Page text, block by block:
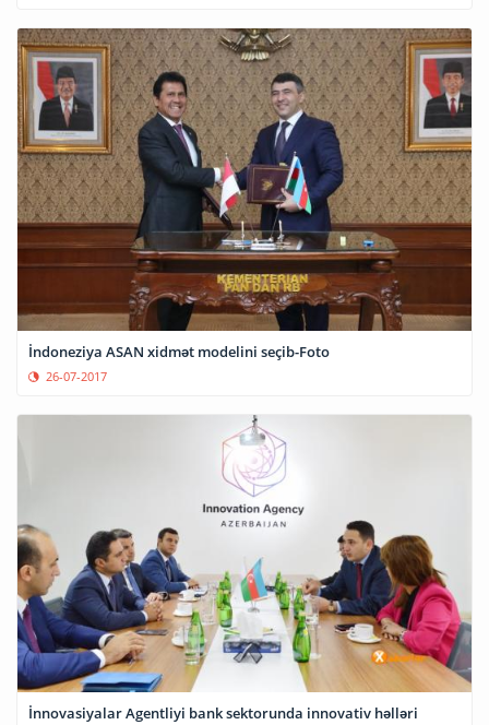
İndoneziya ASAN xidmət modelini seçib-Foto
26-07-2017
İnnovasiyalar Agentliyi bank sektorunda innovativ həlləri